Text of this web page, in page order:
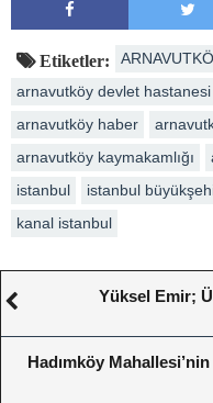
Etiketler:
arnavutköy devlet hastanesi
arnavutköy haber
arnavutköy kaymakamlığı
istanbul
istanbul
kanal istanbul
Yüksel Emir;
Hadımköy